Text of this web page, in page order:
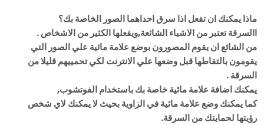
ماذا يمكنك ان تفعل اذا سرق احداهما الصور الخاصة بك؟
االسرقة تعتبر من الاشياء الشائعة,ويفعلها الكثير من الاشخاص .
من الشائع ان يقوم المصورون بوضع علامة مائية علي الصور التي
يقومون بالتقاطها قبل وضعها علي الانترنت لكي تحمييهم قليلا من
السرقة .
يمكنك اضافة علامة مائية خاصة بك باستخدام الفوتشوب,
كما يمكنك وضع علامة مائية في الزاوية بحيث لا يمكنك لاي شخص
رؤيتها لحمايتك من السرقة.